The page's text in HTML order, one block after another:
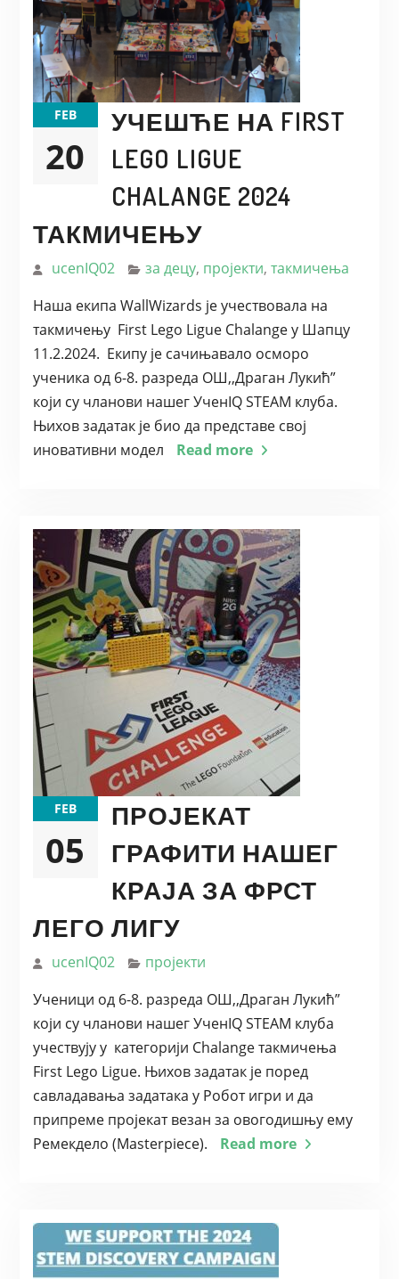
FEB
20
УЧЕШЋЕ НА FIRST
LEGO LIGUE
CHALANGE 2024
ТАКМИЧЕЊУ
ucenIQ02 за децу, пројекти, такмичења
Наша екипа WallWizards је учествовала на
такмичењу First Lego Ligue Chalange у Шапцу
11.2.2024. Екипу је сачињавало осморо
ученика од 6-8. разреда ОШ,,Драган Лукић”
који су чланови нашег УченIQ STEAM клуба.
Њихов задатак је био да представе свој
иновативни модел
Read more
FEB
05
ПРОЈЕКАТ
ГРАФИТИ НАШЕГ
КРАЈА ЗА ФРСТ
ЛЕГО ЛИГУ
ucenIQ02
пројекти
Ученици од 6-8. разреда ОШ,,Драган Лукић”
који су чланови нашег УченIQ STEAM клуба
учествују у категорији Chalange такмичења
First Lego Ligue. Њихов задатак је поред
савладавања задатака у Робот игри и да
припреме пројекат везан за овогодишњу ему
Ремекдело (Masterpiece).
Read more